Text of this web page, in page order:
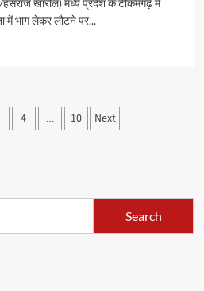
हंसराज खारोल) मध्य प्रदेश के टीकमगढ़ में
में भाग लेकर लौटने पर...
4 … 10 Next
Search